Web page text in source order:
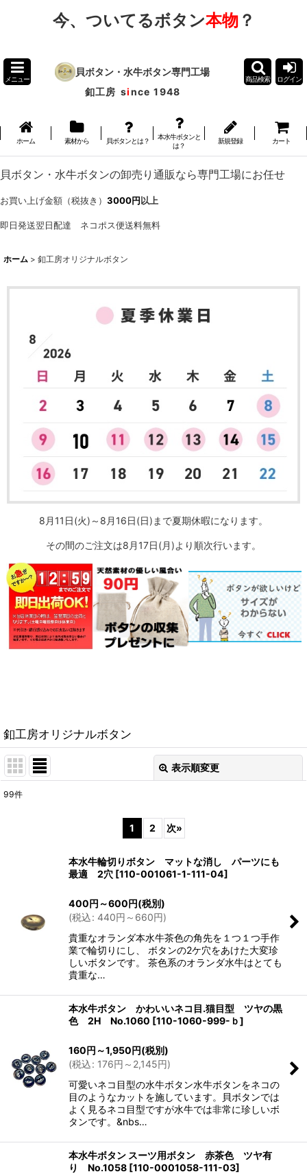
今、ついてるボタン本物？
メニュー
貝ボタン・水牛ボタン専門工場
釦工房 since 1948
商品検索 ログイン
ホーム 素材から 貝ボタンとは？
本水牛ボタンと
は？
新規登録 カート
貝ボタン・水牛ボタンの卸売り通販なら専門工場にお任せ
お買い上げ金額（税抜き） 3000円以上
即日発送翌日配達 ネコポス便送料無料
ホーム > 釦工房オリジナルボタン
8月11日(火)～8月16日(日)まで夏期休暇になります。
その間のご注文は8月17日(月)より順次行います。
釦工房オリジナルボタン
表示順変更
絞り込む
99件
1 2 次»
本水牛輪切りボタン マットな消し パーツにも
最適 2穴 [110-001061-1-111-04]
400円 ～600円(税別)
(税込: 440円 ～660円)
貴重なオランダ本水牛茶色の角先を１つ１つ手作
業で輪切りにし、 ボタンの2ケ穴をあけた大変珍
しいボタンです。 茶色系のオランダ水牛はとても
貴重な…
本水牛ボタン かわいいネコ目.猫目型 ツヤの黒
色 2H No.1060 [110-1060-999-ｂ]
160円 ～1,950円(税別)
(税込: 176円 ～2,145円)
可愛いネコ目型の水牛ボタン水牛ボタンをネコの
目のようなカットを施しています。貝ボタンでは
よく見るネコ目型ですが水牛では非常に珍しいボ
タンです。&nbs…
本水牛ボタン スーツ用ボタン 赤茶色 ツヤ有
り No.1058 [110-0001058-111-03]